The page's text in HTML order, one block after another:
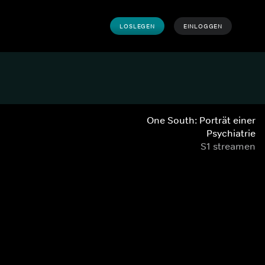
LOSLEGEN EINLOGGEN
One South: Porträt einer
Psychiatrie
S1 streamen